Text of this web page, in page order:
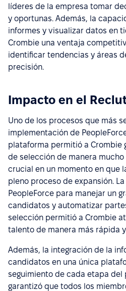
líderes de la empresa tomar
y oportunas. Además, la
informes y visualizar datos en
Crombie una ventaja
identificar tendencias y áreas
precisión.
Impacto en el
Uno de los procesos que más
implementación de
plataforma permitió a Crombie
de selección de manera
crucial en un momento en que
pleno proceso de expansión.
PeopleForce para manejar un
candidatos y automatizar
selección permitió a Crombie
talento de manera más rápida
Además, la integración de la
candidatos en una única
seguimiento de cada etapa del
garantizó que todos los